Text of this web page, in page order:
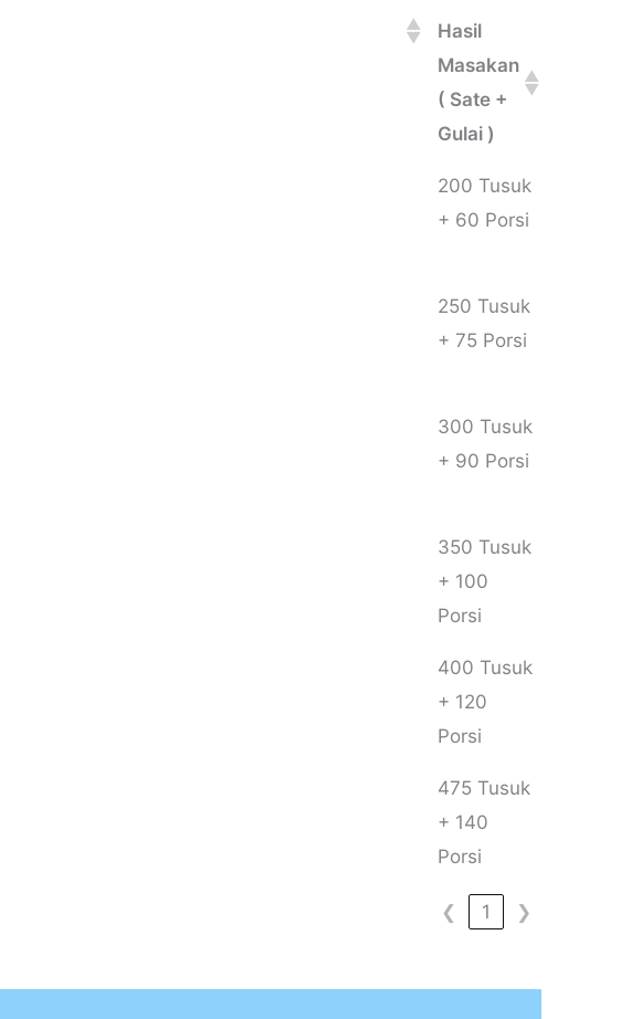
Hasil
Masakan
( Sate +
Gulai )
Hasil
Masakan
200 Tusuk
+ 60 Porsi
250 Tusuk
+ 75 Porsi
300 Tusuk
+ 90 Porsi
350 Tusuk
+ 100
Porsi
400 Tusuk
+ 120
Porsi
475 Tusuk
+ 140
Porsi
❮ 1 ❯